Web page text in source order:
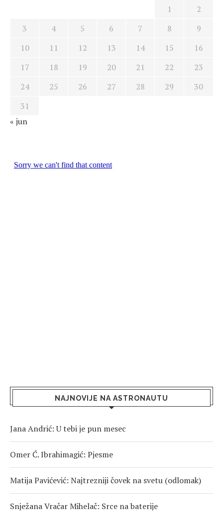
1
2
3
4 5 6 7 8
9
10
11 12 13 14 15
16
17
18 19 20 21 22
23
24
25 26 27 28 29
30
31
« jun
NAJNOVIJE NA ASTRONAUTU
Jana Andrić: U tebi je pun mesec
Omer Ć. Ibrahimagić: Pjesme
Matija Pavićević: Najtrezniji čovek na svetu (odlomak)
Snježana Vračar Mihelač: Srce na baterije